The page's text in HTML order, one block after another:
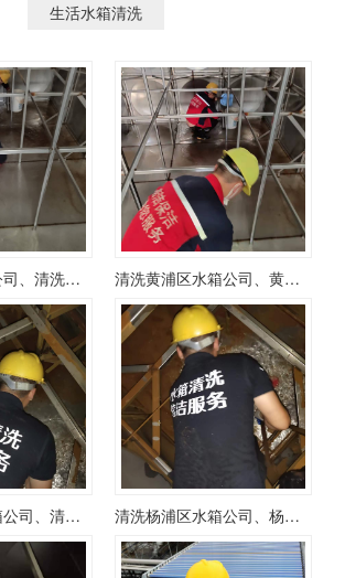
生活水箱清洗
普陀清洗水箱公司、清洗普陀区水箱公司 清洗黄浦区水箱公司、黄浦区清洗水箱公司
长宁区清洗水箱公司、清洗长宁区水箱公司 清洗杨浦区水箱公司、杨浦区清洗水箱公司